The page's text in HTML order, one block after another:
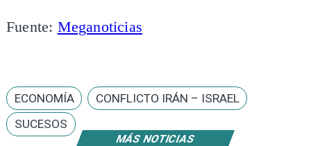
MÁS NOTICIAS
Fuente: Meganoticias
ECONOMÍA
CONFLICTO IRÁN – ISRAEL
SUCESOS